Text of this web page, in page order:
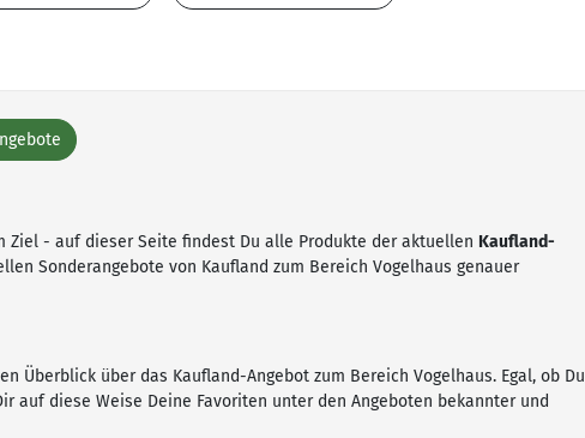
Ziel - auf dieser Seite findest Du alle Produkte der aktuellen Kaufland-
Sonderangebote von Kaufland zum Bereich Vogelhaus genauer
über das Kaufland-Angebot zum Bereich Vogelhaus. Egal, ob Du
diese Weise Deine Favoriten unter den Angeboten bekannter und